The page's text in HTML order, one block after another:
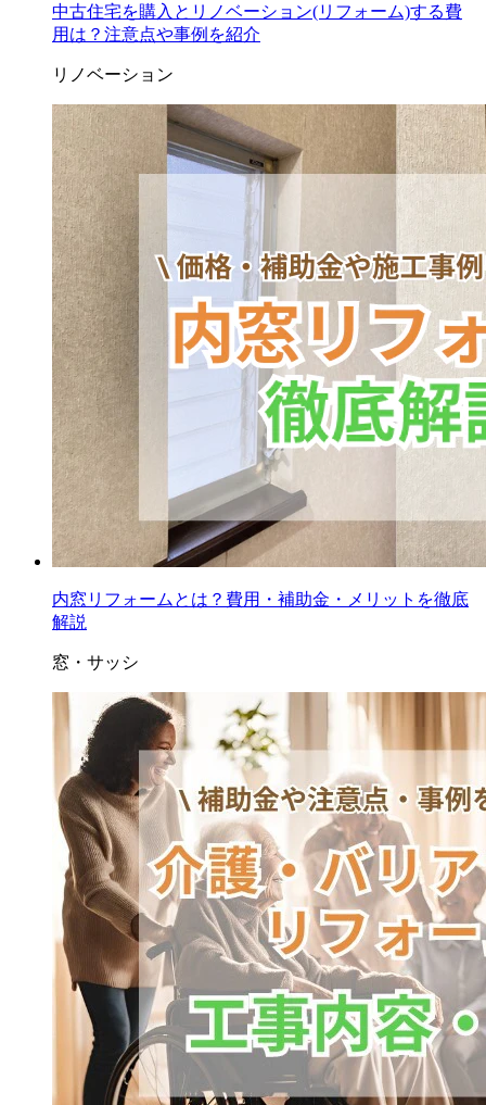
中古住宅を購入とリノベーション(リフォーム)する費
用は？注意点や事例を紹介
リノベーション
内窓リフォームとは？費用・補助金・メリットを徹底
解説
窓・サッシ